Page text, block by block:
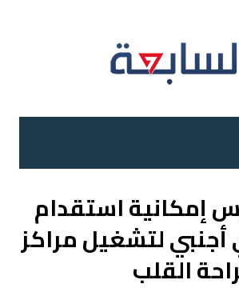
إمكانية استقدام
لتشغيل مراكز
القلب